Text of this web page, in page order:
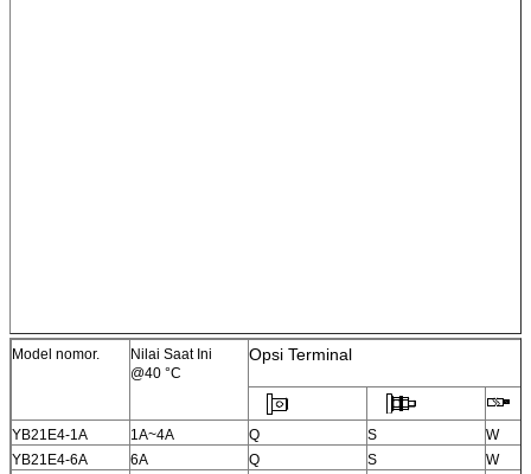
Model nomor.
Nilai Saat Ini
@40 °C
Opsi Terminal
YB21E4-1A 1A~4A Q S
W
YB21E4-6A
6A Q S
W